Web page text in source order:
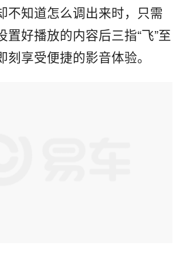
不知道怎么调出来时，只需
置好播放的内容后三指“飞”至
刻享受便捷的影音体验。